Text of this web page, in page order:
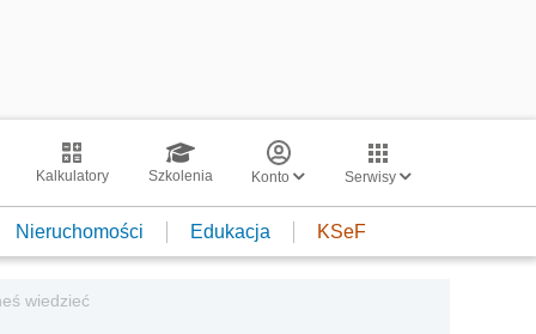
Kalkulatory Szkolenia Konto Serwisy
Nieruchomości Edukacja KSeF
wiedzieć